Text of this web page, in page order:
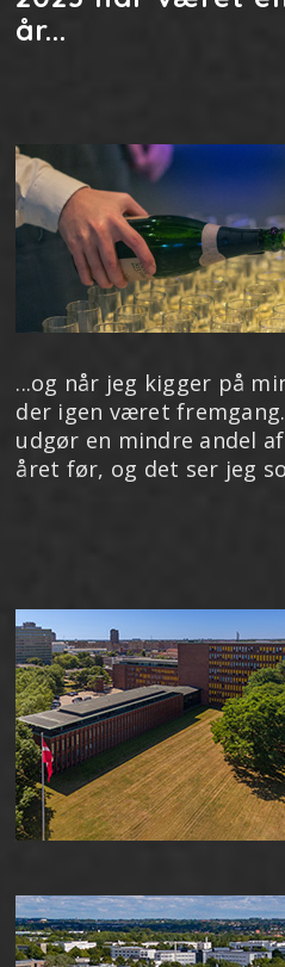
år...
...og når jeg kigger på
der igen været
udgør en mindre andel
året før, og det ser jeg